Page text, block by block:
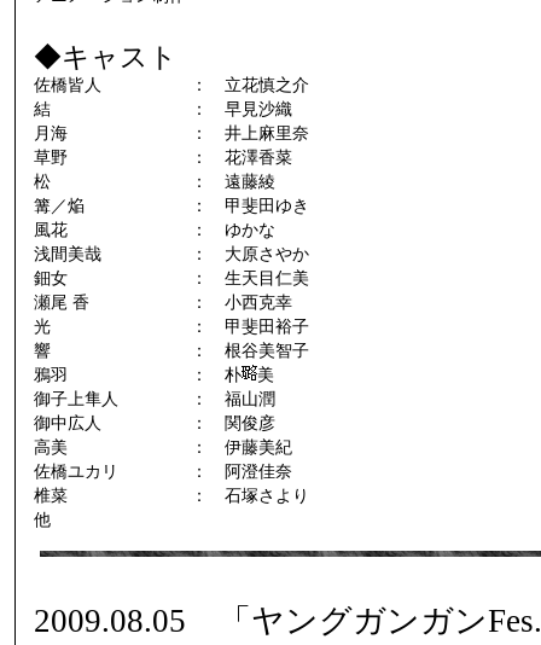
◆キャスト
佐橋皆人
結
月海
草野
松
篝／焔
風花
浅間美哉
鈿女
瀬尾 香
光
響
鴉羽
御子上隼人
御中広人
高美
佐橋ユカリ
椎菜
他
： 立花慎之介
： 早見沙織
： 井上麻里奈
： 花澤香菜
： 遠藤綾
： 甲斐田ゆき
： ゆかな
： 大原さやか
： 生天目仁美
： 小西克幸
： 甲斐田裕子
： 根谷美智子
： 朴
美
： 福山潤
： 関俊彦
： 伊藤美紀
： 阿澄佳奈
： 石塚さより
2009.08.05 「ヤングガンガン